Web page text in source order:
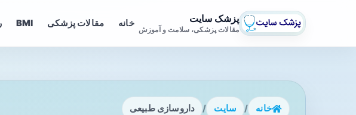
پزشک سایت
مقالات پزشکی، سلامت و آموزش
خانه مقالات پزشکی BMI
خانه / سایت / داروسازی طبیعی